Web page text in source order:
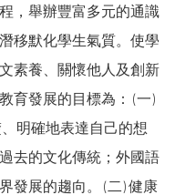
，舉辦豐富多元的通識
移默化學生氣質。使學
素養、關懷他人及創新
育發展的目標為： (一)
明確地表達自己的想
去的文化傳統；外國語
發展的趨向。 (二) 健康